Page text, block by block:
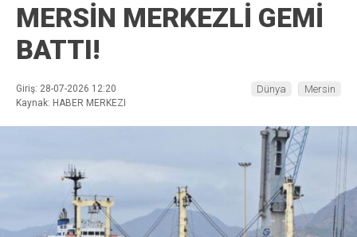
MERSİN MERKEZLİ GEMİ
BATTI!
Giriş: 28-07-2026 12:20
Kaynak: HABER MERKEZI
Dünya Mersin